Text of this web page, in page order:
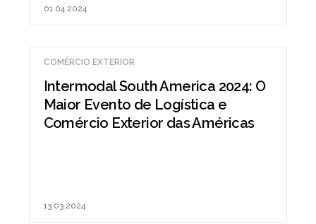
01.04.2024
COMÉRCIO EXTERIOR
Intermodal South America 2024: O
Maior Evento de Logística e
Comércio Exterior das Américas
13.03.2024